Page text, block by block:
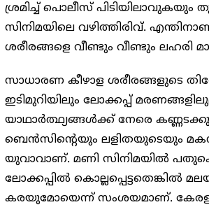
ശ്രമിച്ച് പൊലീസ്
സിനിമയിലെ വഴിത്തിരിവ്.
ശരീരങ്ങളെ വീണ്ടും വീണ്ടും ലഹരി
സാധാരണ കീഴാള ശരീരങ്ങളുടെ
ഇടിമുറിയിലും ലോക്കപ്പ്
യാഥാർത്ഥ്യങ്ങൾക്ക് നേരെ
ബെൻസിന്റെയും ലളിതയുടെയും
യുവാവാണ്. മണി സിനിമയിൽ
ലോക്കപ്പിൽ കൊല്ലപ്പെട്ടതെങ്കിൽ
കരയുമോയെന്ന് സംശയമാണ്.